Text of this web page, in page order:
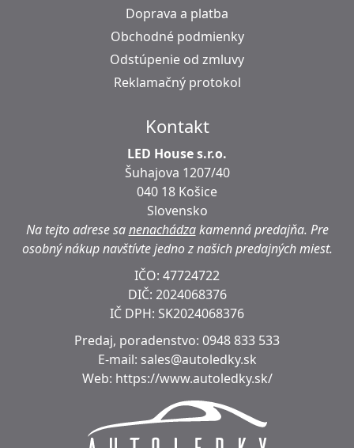
Doprava a platba
Obchodné podmienky
Odstúpenie od zmluvy
Reklamačný protokol
Kontakt
LED House s.r.o.
Šuhajova 1207/40
040 18 Košice
Slovensko
Na tejto adrese sanenachádzakamenná predajňa. Pre
osobný nákup navštívte jedno z našich predajných miest.
IČO: 47724722
DIČ: 2024068376
IČ DPH: SK2024068376
Predaj, poradenstvo: 0948 833 533
E-mail: sales@autoledky.sk
Web: https://www.autoledky.sk/